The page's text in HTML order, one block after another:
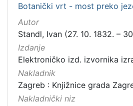
Botanički vrt - most preko
Autor
Standl, Ivan (27. 10. 1832. –
Izdanje
Elektroničko izd. izvornika
Nakladnik
Zagreb : Knjižnice grada
Nakladnički niz